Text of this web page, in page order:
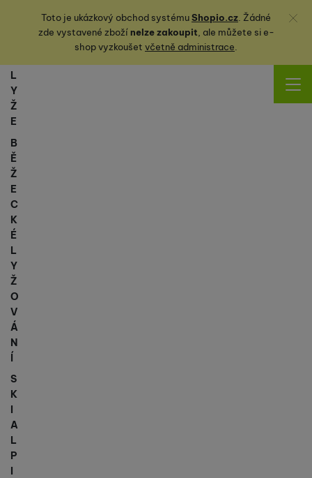
Toto je ukázkový obchod systémuShopio.cz. Žádné
zde vystavené zbožínelze zakoupit, ale můžete sie-
shop vyzkoušet včetně administrace.
Zavřít
L
Y
Ž
E
B
Ě
Ž
E
C
K
É
L
Y
Ž
O
V
Á
N
Í
S
K
I
A
L
P
I